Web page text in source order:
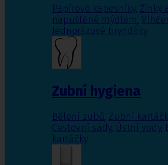
Papírové kapesníky, Žínky
napuštěné mýdlem,
Jednorázové bryndáky
Zubní hygiena
Bělení zubů, Zubní
Cestovní sady, Ústní vody,
kartáčky